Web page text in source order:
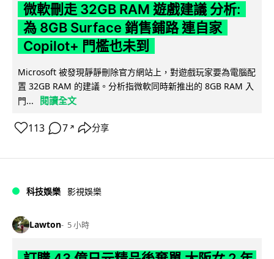
微軟刪走 32GB RAM 遊戲建議 分析:
為 8GB Surface 銷售鋪路 連自家
Copilot+ 門檻也未到
Microsoft 被發現靜靜刪除官方網站上，對遊戲玩家要為電腦配
置 32GB RAM 的建議。分析指微軟同時新推出的 8GB RAM 入
門...
閱讀全文
113 7 ↗ 分享
科技娛樂 影視娛樂
Lawton 5 小時